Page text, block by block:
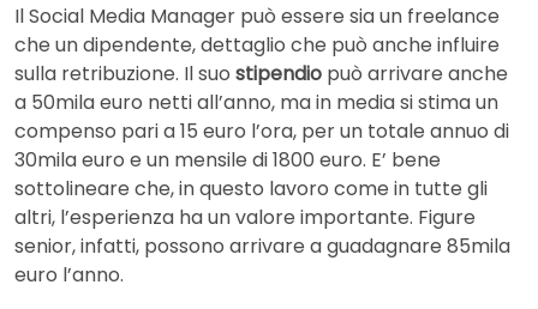
Il Social Media Manager può essere sia un freelance
che un dipendente, dettaglio che può anche influire
sulla retribuzione. Il suo stipendio può arrivare anche
a 50mila euro netti all’anno, ma in media si stima un
compenso pari a 15 euro l’ora, per un totale annuo di
30mila euro e un mensile di 1800 euro. E’ bene
sottolineare che, in questo lavoro come in tutte gli
altri, l’esperienza ha un valore importante. Figure
senior, infatti, possono arrivare a guadagnare 85mila
euro l’anno.